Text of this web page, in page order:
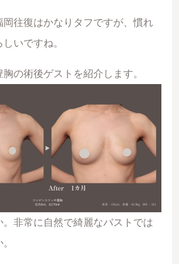
岡往復はかなりタフですが、慣れ
いですね。
の術後ゲストを紹介します。
。非常に自然で綺麗なバストでは